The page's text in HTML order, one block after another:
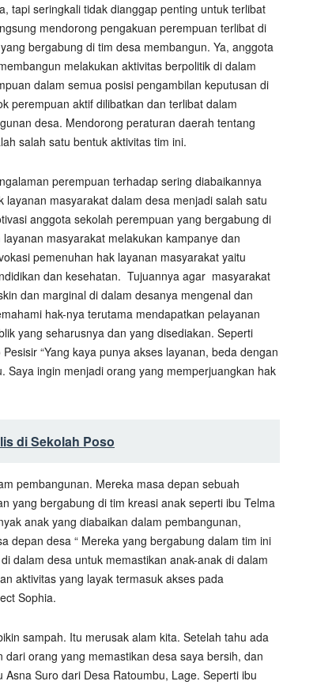
tapi seringkali tidak dianggap penting untuk terlibat
mendorong pengakuan perempuan terlibat di
bergabung di tim desa membangun. Ya, anggota
melakukan aktivitas berpolitik di dalam
dalam semua posisi pengambilan keputusan di
perempuan aktif dilibatkan dan terlibat dalam
desa. Mendorong peraturan daerah tentang
salah satu bentuk aktivitas tim ini.
perempuan terhadap sering diabaikannya
layanan masyarakat dalam desa menjadi salah satu
anggota sekolah perempuan yang bergabung di
layanan masyarakat melakukan kampanye dan
pemenuhan hak layanan masyarakat yaitu
dan kesehatan. Tujuannya agar masyarakat
dan marginal di dalam desanya mengenal dan
hak-nya terutama mendapatkan pelayanan
yang seharusnya dan yang disediakan. Seperti
“Yang kaya punya akses layanan, beda dengan
Saya ingin menjadi orang yang memperjuangkan hak
di Sekolah Poso
pembangunan. Mereka masa depan sebuah
yang bergabung di tim kreasi anak seperti ibu Telma
anak yang diabaikan dalam pembangunan,
depan desa “ Mereka yang bergabung dalam tim ini
dalam desa untuk memastikan anak-anak di dalam
aktivitas yang layak termasuk akses pada
Sophia.
sampah. Itu merusak alam kita. Setelah tahu ada
orang yang memastikan desa saya bersih, dan
Suro dari Desa Ratoumbu, Lage. Seperti ibu